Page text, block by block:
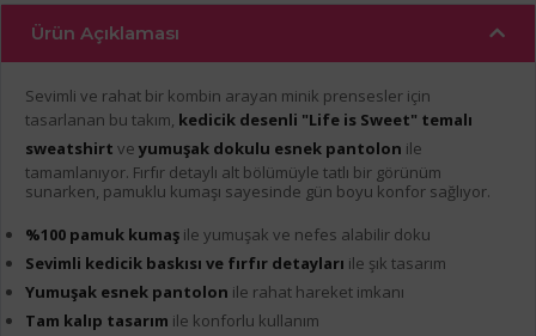
Ürün Açıklaması
Sevimli ve rahat bir kombin arayan minik prensesler için
tasarlanan bu takım, kedicik desenli "Life is Sweet" temalı
sweatshirt ve yumuşak dokulu esnek pantolon ile
tamamlanıyor. Fırfır detaylı alt bölümüyle tatlı bir görünüm
sunarken, pamuklu kumaşı sayesinde gün boyu konfor sağlıyor.
%100 pamuk kumaş ile yumuşak ve nefes alabilir doku
Sevimli kedicik baskısı ve fırfır detayları ile şık tasarım
Yumuşak esnek pantolon ile rahat hareket imkanı
Tam kalıp tasarım ile konforlu kullanım